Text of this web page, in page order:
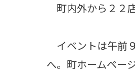
町内外から２２
イベントは午前
へ。町ホームペー